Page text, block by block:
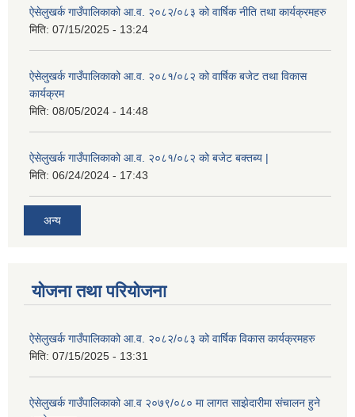
ऐसेलुखर्क गाउँपालिकाको आ.व. २०८२/०८३ को वार्षिक नीति तथा कार्यक्रमहरु
मिति: 07/15/2025 - 13:24
ऐसेलुखर्क गाउँपालिकाको आ.व. २०८१/०८२ को वार्षिक बजेट तथा विकास
कार्यक्रम
मिति: 08/05/2024 - 14:48
ऐसेलुखर्क गाउँपालिकाको आ.व. २०८१/०८२ को बजेट बक्तब्य |
मिति: 06/24/2024 - 17:43
अन्य
योजना तथा परियोजना
ऐसेलुखर्क गाउँपालिकाको आ.व. २०८२/०८३ को वार्षिक विकास कार्यक्रमहरु
मिति: 07/15/2025 - 13:31
ऐसेलुखर्क गाउँपालिकाको आ.व २०७९/०८० मा लागत साझेदारीमा संचालन हुने